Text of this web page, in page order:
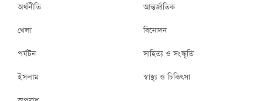
অর্থনীতি আন্তর্জাতিক
খেলা বিনোদন
পর্যটন সাহিত্য ও সংস্কৃতি
ইসলাম স্বাস্থ্য ও চিকিৎসা